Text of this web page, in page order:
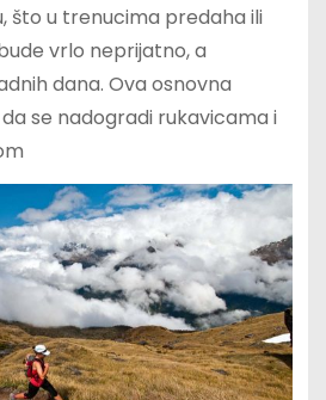
što u trenucima predaha ili
vrlo neprijatno, a
dana. Ova osnovna
se nadogradi rukavicama i